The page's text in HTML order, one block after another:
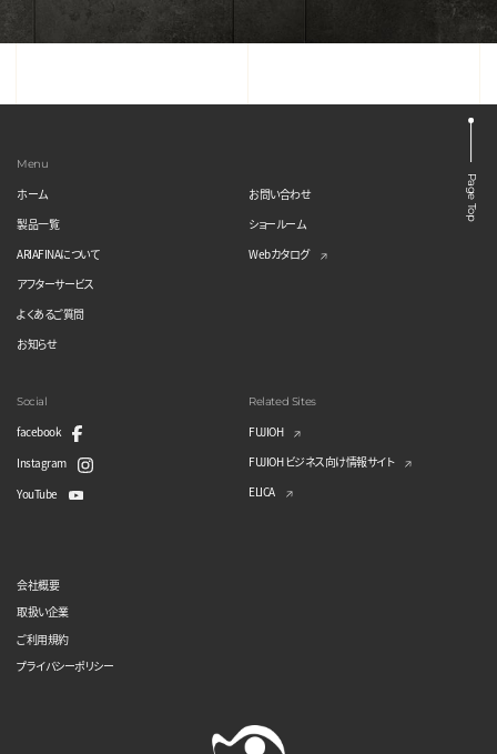
Page Top
Menu
ホーム
製品一覧
ARIAFINAについて
アフターサービス
よくあるご質問
お知らせ
お問い合わせ
ショールーム
Webカタログ
Social
facebook
Instagram
YouTube
Related Sites
FUJIOH
FUJIOH ビジネス向け情報サイト
ELICA
会社概要
取扱い企業
ご利用規約
プライバシーポリシー